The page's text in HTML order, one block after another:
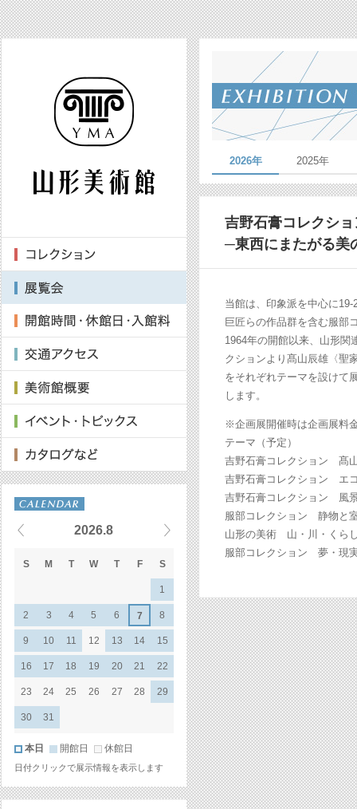
2026.8
S M T W T F S
1
2 3 4 5 6 7 8
9 10 11 12 13 14 15
16 17 18 19 20 21 22
23 24 25 26 27 28 29
30 31
本日 開館日 休館日
日付クリックで展示情報を表示します
2026年 2025年
吉野石膏コレクシ
─東西にまたがる美
当館は、印象派を中心に
巨匠らの作品群を含む服部
1964年の開館以来、山形関
クションより髙山辰雄〈聖
をそれぞれテーマを設けて
します。
※企画展開催時は企画展料
テーマ（予定）
吉野石膏コレクション 髙
吉野石膏コレクション エ
吉野石膏コレクション 風
服部コレクション 静物と
山形の美術 山・川・くら
服部コレクション 夢・現